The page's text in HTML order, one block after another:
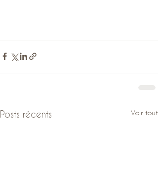
Posts récents Voir tout